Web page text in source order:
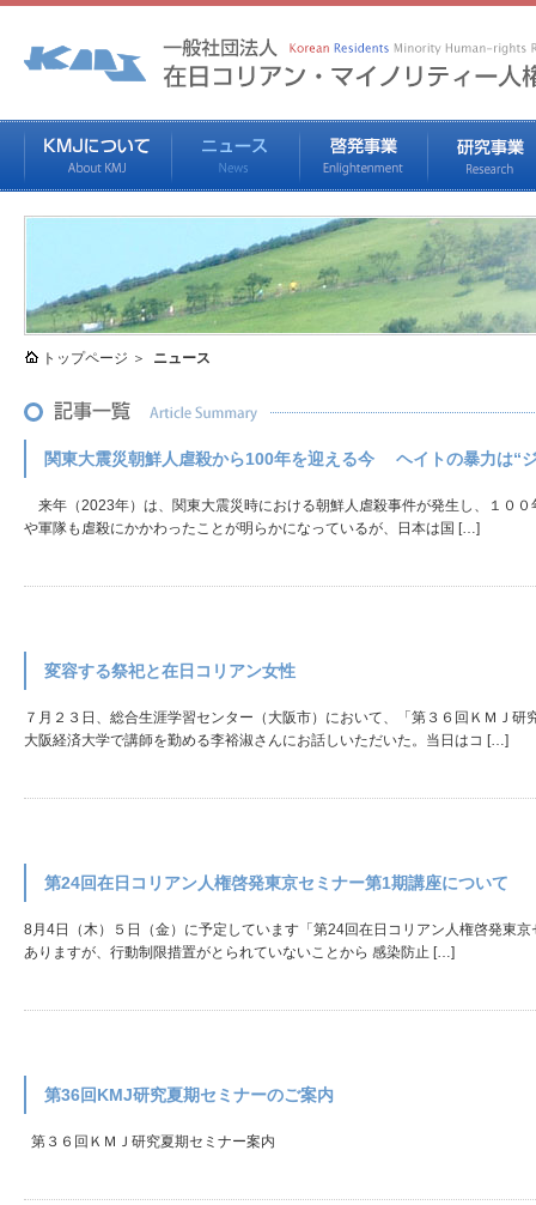
トップページ ニュース
関東大震災朝鮮人虐殺から100年を迎える今 ヘイトの暴力は“
来年（2023年）は、関東大震災時における朝鮮人虐殺事件が発生し、１０
や軍隊も虐殺にかかわったことが明らかになっているが、日本は国 […]
変容する祭祀と在日コリアン女性
７月２３日、総合生涯学習センター（大阪市）において、「第３６回ＫＭＪ
大阪経済大学で講師を勤める李裕淑さんにお話しいただいた。当日はコ […]
第24回在日コリアン人権啓発東京セミナー第1期講座について
8月4日（木）５日（金）に予定しています「第24回在日コリアン人権啓発東
ありますが、行動制限措置がとられていないことから 感染防止 […]
第36回KMJ研究夏期セミナーのご案内
第３６回ＫＭＪ研究夏期セミナー案内